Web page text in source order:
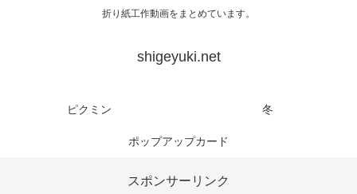
折り紙工作動画をまとめています。
shigeyuki.net
ピクミン 冬
ポップアップカード
スポンサーリンク